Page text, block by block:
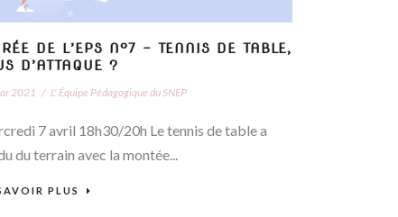
DE L’EPS N°7 – TENNIS DE TABLE,
D’ATTAQUE ?
2021 / L' Équipe Pédagogique du SNEP
7 avril 18h30/20h Le tennis de table a
du terrain avec la montée...
PLUS